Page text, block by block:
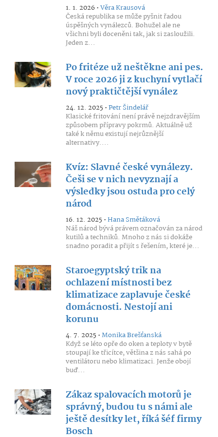
1. 1. 2026 •Věra Krausová
Česká republika se může pyšnit řadou
úspěšných vynálezců. Bohužel ale ne
všichni byli doceněni tak, jak si zasloužili.
Jeden z...
Po fritéze už neštěkne ani pes.
V roce 2026 ji z kuchyní vytlačí
nový praktičtější vynález
24. 12. 2025 •Petr Šindelář
Klasické fritování není právě nejzdravějším
způsobem přípravy pokrmů. Aktuálně už
také k němu existují nejrůznější
alternativy....
Kvíz: Slavné české vynálezy.
Češi se v nich nevyznají a
výsledky jsou ostuda pro celý
národ
16. 12. 2025 •Hana Smětáková
Náš národ bývá právem označován za národ
kutilů a techniků. Mnoho z nás si dokáže
snadno poradit a přijít s řešením, které je...
Staroegyptský trik na
ochlazení místnosti bez
klimatizace zaplavuje české
domácnosti. Nestojí ani
korunu
4. 7. 2025 •Monika Brešťanská
Když se léto opře do oken a teploty v bytě
stoupají ke třicítce, většina z nás sahá po
ventilátoru nebo klimatizaci. Jenže obojí
buď...
Zákaz spalovacích motorů je
správný, budou tu s námi ale
ještě desítky let, říká šéf firmy
Bosch